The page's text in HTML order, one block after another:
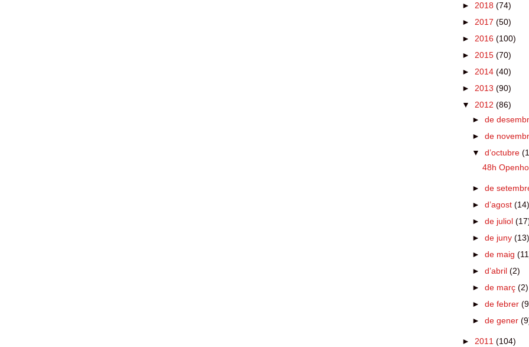
► 2018 (74)
► 2017 (50)
► 2016 (100)
► 2015 (70)
► 2014 (40)
► 2013 (90)
▼ 2012 (86)
► de
► de
▼ d’octubre
48h
► de
► d’agost (14)
► de juliol
► de juny (13)
► de maig
► d’abril (2)
► de març (2)
► de febrer
► de gener
► 2011 (104)